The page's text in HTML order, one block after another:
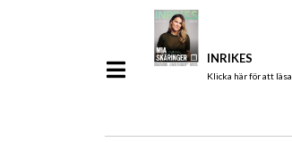
INRIKES
Klicka här för att